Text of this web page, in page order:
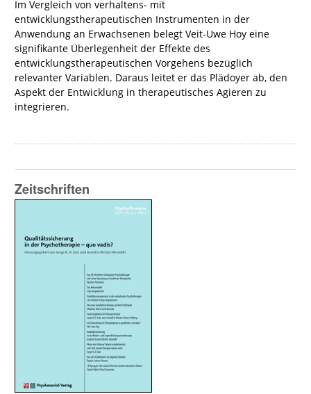
Im Vergleich von verhaltens- mit
entwicklungstherapeutischen Instrumenten in der
Anwendung an Erwachsenen belegt Veit-Uwe Hoy eine
signifikante Überlegenheit der Effekte des
entwicklungstherapeutischen Vorgehens bezüglich
relevanter Variablen. Daraus leitet er das Plädoyer ab, den
Aspekt der Entwicklung in therapeutisches Agieren zu
integrieren.
Zeitschriften